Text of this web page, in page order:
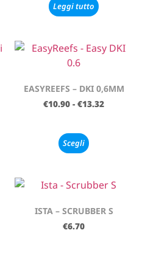
Leggi tutto
EASYREEFS – DKI 0,6MM
€10.90 - €13.32
Scegli
ISTA – SCRUBBER S
€6.70